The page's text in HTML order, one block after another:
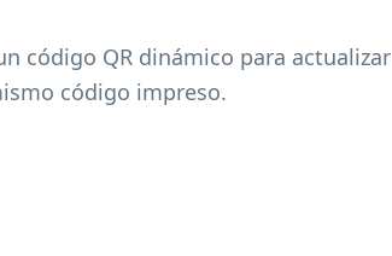
código QR dinámico para actualizar
código impreso.